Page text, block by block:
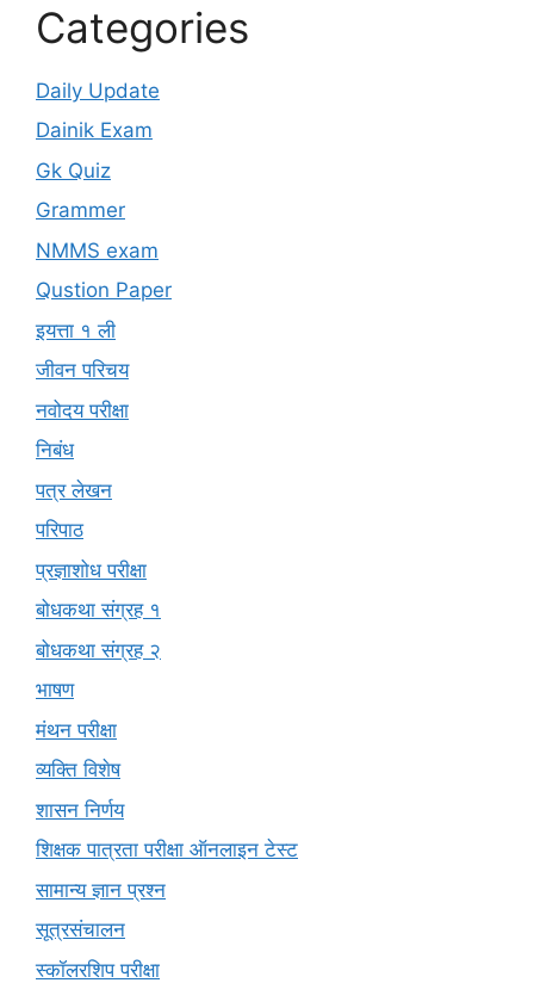
Categories
Daily Update
Dainik Exam
Gk Quiz
Grammer
NMMS exam
Qustion Paper
इयत्ता १ ली
जीवन परिचय
नवोदय परीक्षा
निबंध
पत्र लेखन
परिपाठ
प्रज्ञाशोध परीक्षा
बोधकथा संग्रह १
बोधकथा संग्रह २
भाषण
मंथन परीक्षा
व्यक्ति विशेष
शासन निर्णय
शिक्षक पात्रता परीक्षा ऑनलाइन टेस्ट
सामान्य ज्ञान प्रश्न
सूत्रसंचालन
स्कॉलरशिप परीक्षा